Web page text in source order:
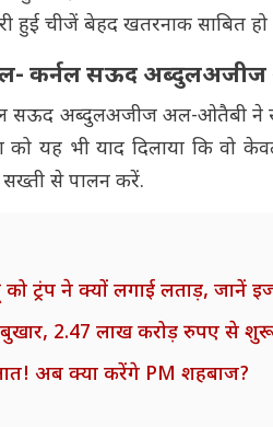
हुई चीजें बेहद खतरनाक साबित
कर्नल सऊद
सऊद अब्दुलअजीज अल-ओतैबी
यह भी याद दिलाया कि वो
सख्ती से पालन करें.
ट्रंप ने क्यों लगाई लताड़, जानें
2.47 लाख करोड़ रुपए से शुरू
अब क्या करेंगे PM शहबाज?